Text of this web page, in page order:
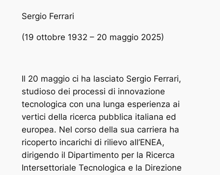
Sergio Ferrari
(19 ottobre 1932 – 20 maggio 2025)
Il 20 maggio ci ha lasciato Sergio Ferrari,
studioso dei processi di innovazione
tecnologica con una lunga esperienza ai
vertici della ricerca pubblica italiana ed
europea. Nel corso della sua carriera ha
ricoperto incarichi di rilievo all’ENEA,
dirigendo il Dipartimento per la Ricerca
Intersettoriale Tecnologica e la Direzione